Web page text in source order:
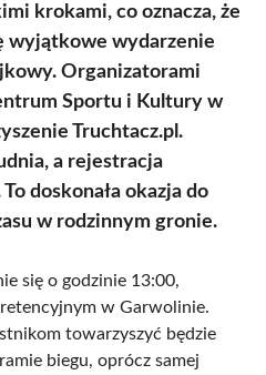
krokami, co oznacza, że
wyjątkowe wydarzenie
Organizatorami
Sportu i Kultury w
Truchtacz.pl.
a rejestracja
doskonała okazja do
w rodzinnym gronie.
się o godzinie 13:00,
w Garwolinie.
towarzyszyć będzie
biegu, oprócz samej